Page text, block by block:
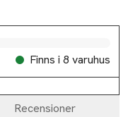
Finns i 8 varuhus
Recensioner